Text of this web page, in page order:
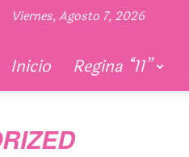
Viernes, Agosto 7, 2026
Inicio Regina “11”